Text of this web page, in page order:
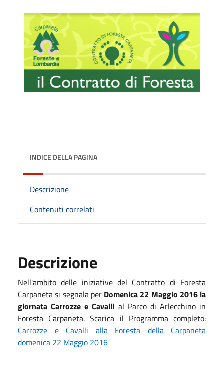
INDICE DELLA PAGINA
Descrizione
Contenuti correlati
Descrizione
Nell'ambito delle iniziative del Contratto di Foresta
Carpaneta si segnala per Domenica 22 Maggio 2016 la
giornata Carrozze e Cavalli al Parco di Arlecchino in
Foresta Carpaneta. Scarica il Programma completo:
Carrozze e Cavalli alla Foresta della Carpaneta
domenica 22 Maggio 2016